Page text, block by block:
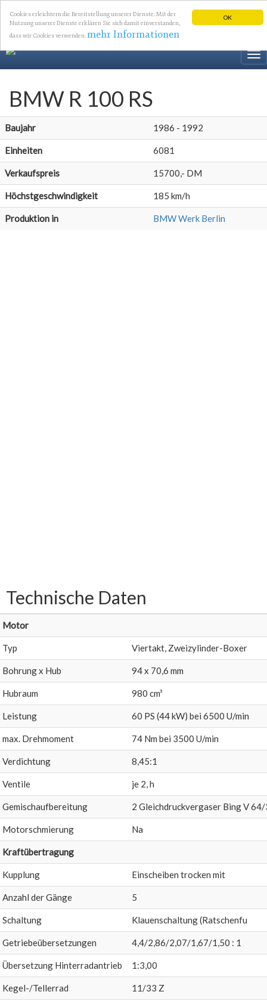
OK
Cookies erleichtern die Bereitstellung unserer Dienste. Mit der
Nutzung unserer Dienste erklären Sie sich damit einverstanden,
dass wir Cookies verwenden.mehr Informationen
BMW R 100 RS
Baujahr 1986 - 1992
Einheiten 6081
Verkaufspreis 15700,- DM
Höchstgeschwindigkeit 185 km/h
Produktion in BMW Werk Berlin
Technische Daten
Motor
Typ Viertakt, Zweizylinder-Boxer
Bohrung x Hub 94 x 70,6 mm
Hubraum 980 cm³
Leistung 60 PS (44 kW) bei 6500 U/min
max. Drehmoment 74 Nm bei 3500 U/min
Verdichtung 8,45:1
Ventile je 2, h
Gemischaufbereitung 2 Gleichdruckvergaser Bing V
Motorschmierung Na
Kraftübertragung
Kupplung Einscheiben trocken mit
Anzahl der Gänge 5
Schaltung Klauenschaltung (Ratschenfu
Getriebeübersetzungen 4,4/2,86/2,07/1,67/1,50 : 1
Übersetzung Hinterradantrieb 1:3,00
Kegel-/Tellerrad 11/33 Z